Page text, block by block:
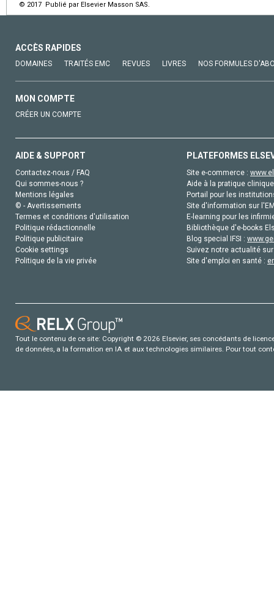
© 2017 Publié par Elsevier Masson SAS.
ACCÈS RAPIDES
DOMAINES TRAITÉS EMC REVUES LIVRES NOS FORMULES
MON COMPTE
CRÉER UN COMPTE
AIDE & SUPPORT
Contactez-nous / FAQ
Qui sommes-nous ?
Mentions légales
© - Avertissements
Termes et conditions d'utilisation
Politique rédactionnelle
Politique publicitaire
Cookie settings
Politique de la vie privée
PLATEFORMES
Site e-commerce :
Aide à la pratique
Portail pour les
Site d'information sur
E-learning pour les
Bibliothèque d'e-books
Blog special IFSI :
Suivez notre actualité
Site d'emploi en santé :
Tout le contenu de ce site: Copyright © 2026 Elsevier, ses concédants de
de données, a la formation en IA et aux technologies similaires. Pour tout